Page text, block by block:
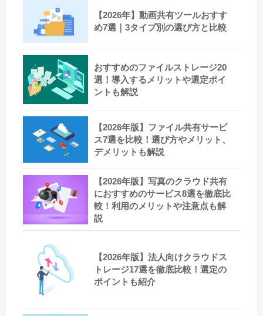
【2026年】動画共有ツールおすす
め7選｜3タイプ別の選び方と比較
おすすめのファイルストレージ20
選！導入するメリットや選定ポイ
ントも解説
【2026年版】ファイル共有サービ
ス7選を比較！選び方やメリット、
デメリットも解説
【2026年版】写真のクラウド共有
におすすめのサービス8選を徹底比
較！利用のメリットや注意点も解
説
【2026年版】法人向けクラウドス
トレージ17選を徹底比較！選定の
ポイントも紹介